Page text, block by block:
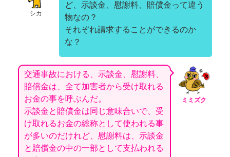
シカ
ど、示談金、慰謝料、賠償金って違う
物なの？
それぞれ請求することができるのか
な？
ミミズク
交通事故における、示談金、慰謝料、
賠償金は、全て加害者から受け取れる
お金の事を呼ぶんだ。
示談金と賠償金は同じ意味合いで、受
け取れるお金の総称として使われる事
が多いのだけれど、慰謝料は、示談金
と賠償金の中の一部として支払われる